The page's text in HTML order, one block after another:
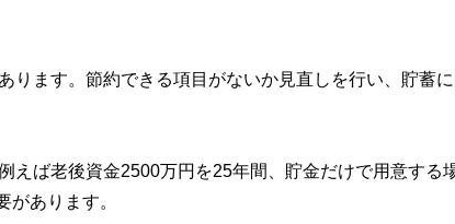
ります。節約できる項目がないか見直しを行い、貯蓄
えば老後資金2500万円を25年間、貯金だけで用意する
があります。